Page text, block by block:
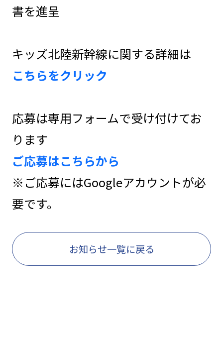
書を進呈
キッズ北陸新幹線に関する詳細は
こちらをクリック
応募は専用フォームで受け付けてお
ります
ご応募はこちらから
※ご応募にはGoogleアカウントが必
要です。
お知らせ一覧に戻る